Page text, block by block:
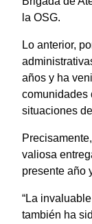
la OSG.
Lo anterior,
años y ha
comunidades
situaciones
valiosa
presente año
“La
también ha